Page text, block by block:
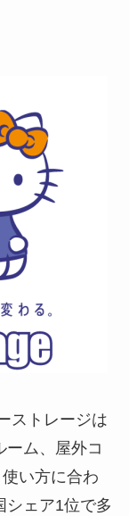
ストレージは
ーム、屋外コ
い方に合わ
シェア1位で多